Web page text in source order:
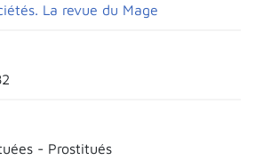
La revue du Mage
- Prostitués